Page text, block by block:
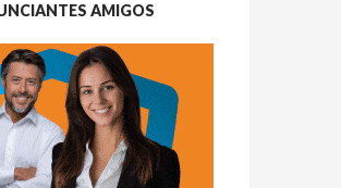
AMIGOS